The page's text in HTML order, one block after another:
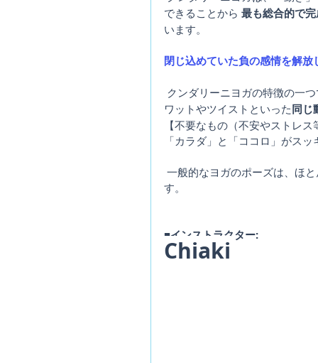
できることから 最も総合的で
います。
閉じ込めていた負の感情を解放
クンダリーニヨガの特徴の一
ワットやツイストといった同じ
【不要なもの（不安やストレ
「カラダ」と「ココロ」がスッ
す。
■インストラクター:
Chiaki